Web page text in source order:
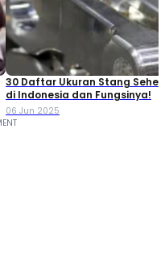
30 Daftar Ukuran Stang
di Indonesia dan Fungsinya!
06 Jun 2025